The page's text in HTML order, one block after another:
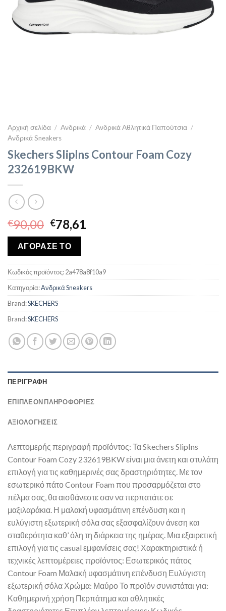
Αρχική σελίδα / Ανδρικά / Ανδρικά Αθλητικά Παπούτσια /
Ανδρικά Sneakers
Skechers SlipIns Contour Foam Cozy
232619BKW
€90,00 Original
price
was:
€90,00.
€78,61
€78,61.
ΑΓΟΡΑΣΕ ΤΟ
Κωδικός προϊόντος:2a478a8f10a9
Κατηγορία:Ανδρικά Sneakers
Brand:SKECHERS
Brand:SKECHERS
ΠΕΡΙΓΡΑΦΉ
ΕΠΙΠΛΈΟΝ ΠΛΗΡΟΦΟΡΊΕΣ
ΑΞΙΟΛΟΓΗΣΕΙΣ
Λεπτομερής περιγραφή προϊόντος: Τα Skechers SlipIns
Contour Foam Cozy 232619BKW είναι μια άνετη και στυλάτη
επιλογή για τις καθημερινές σας δραστηριότητες. Με τον
εσωτερικό πάτο Contour Foam που προσαρμόζεται στο
πέλμα σας, θα αισθάνεστε σαν να περπατάτε σε
μαξιλαράκια. Η μαλακή υφασμάτινη επένδυση και η
ευλύγιστη εξωτερική σόλα σας εξασφαλίζουν άνεση και
σταθερότητα καθ’ όλη τη διάρκεια της ημέρας. Μια εξαιρετική
επιλογή για τις casual εμφανίσεις σας! Χαρακτηριστικά ή
τεχνικές λεπτομέρειες προϊόντος: Εσωτερικός πάτος
Contour Foam Μαλακή υφασμάτινη επένδυση Ευλύγιστη
εξωτερική σόλα Χρώμα: Μαύρο Το προϊόν συνιστάται για:
Καθημερινή χρήση Περπάτημα και αθλητικές